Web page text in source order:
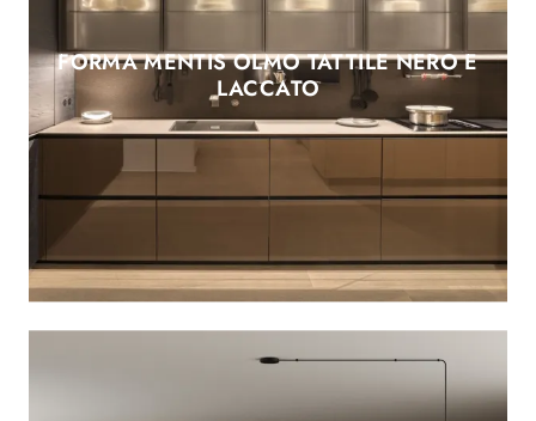
FORMA MENTIS OLMO TATTILE NERO E
LACCATO